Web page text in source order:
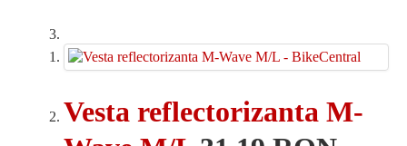
Vesta reflectorizanta M-